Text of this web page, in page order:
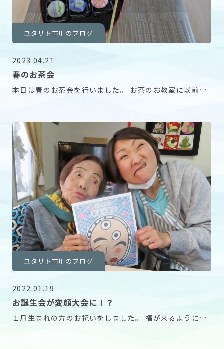
ユタリト市川のブログ
2023.04.21
春のお茶会
本日は春のお茶会を行いました。 お茶のお教室に以前通
ユタリト市川のブログ
2022.01.19
お誕生会が変顔大会に！？
１月生まれの方のお祝いをしました。 福が来るようにと